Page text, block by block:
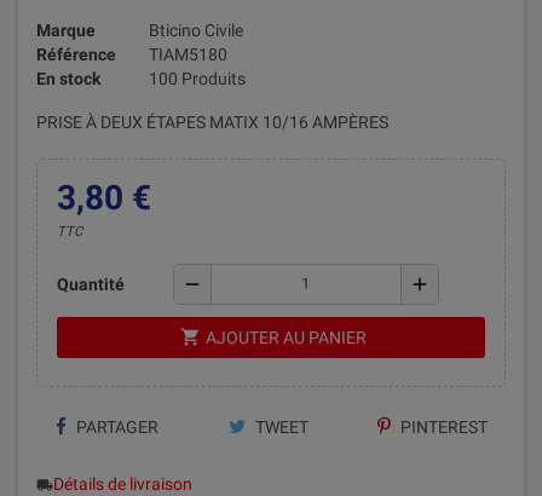
Marque
Bticino Civile
Référence
TIAM5180
En stock
100 Produits
PRISE À DEUX ÉTAPES MATIX 10/16 AMPÈRES
3,80 €
TTC
Quantité remove add
shopping_cart AJOUTER AU PANIER
PARTAGER TWEET PINTEREST
local_shippingDétails de livraison